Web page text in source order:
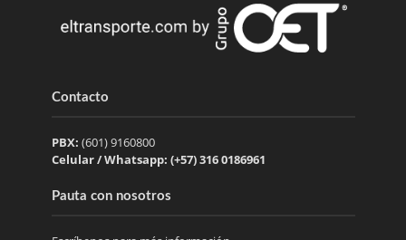
Contacto
PBX: (601) 9160800
Celular / Whatsapp: (+57) 316 0186961
Pauta con nosotros